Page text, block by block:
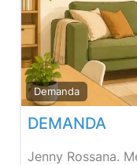
Demanda
DEMANDA
Jenny Rossana.